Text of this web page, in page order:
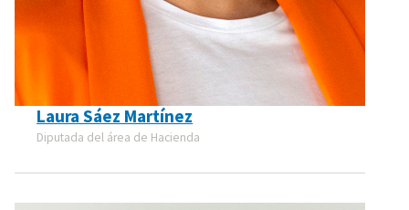
Laura Sáez Martínez
Diputada del área de Hacienda